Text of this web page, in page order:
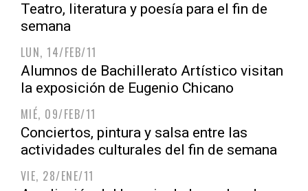
Teatro, literatura y poesía para el fin de
semana
LUN, 14/FEB/11
Alumnos de Bachillerato Artístico visitan
la exposición de Eugenio Chicano
MIÉ, 09/FEB/11
Conciertos, pintura y salsa entre las
actividades culturales del fin de semana
VIE, 28/ENE/11